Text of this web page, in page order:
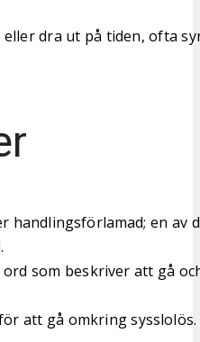
dra ut på tiden, ofta
handlingsförlamad; en av
som beskriver att gå
att gå omkring sysslolös.